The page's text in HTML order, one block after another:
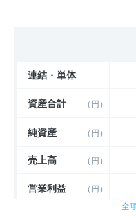
連結・単体
資産合計 （円）
純資産 （円）
売上高
（円）
営業利益 （円）
全